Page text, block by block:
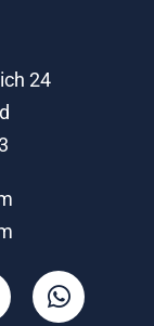
24